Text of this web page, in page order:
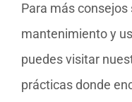
Para más
mantenimiento y
puedes visitar
prácticas donde